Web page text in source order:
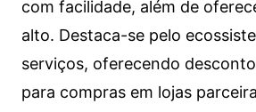
com facilidade, além de
alto. Destaca-se pelo
serviços, oferecendo
para compras em lojas